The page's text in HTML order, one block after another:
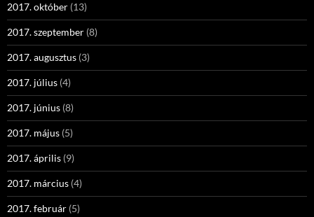
2017. október (13)
2017. szeptember (8)
2017. augusztus (3)
2017. július (4)
2017. június (8)
2017. május (5)
2017. április (9)
2017. március (4)
2017. február (5)